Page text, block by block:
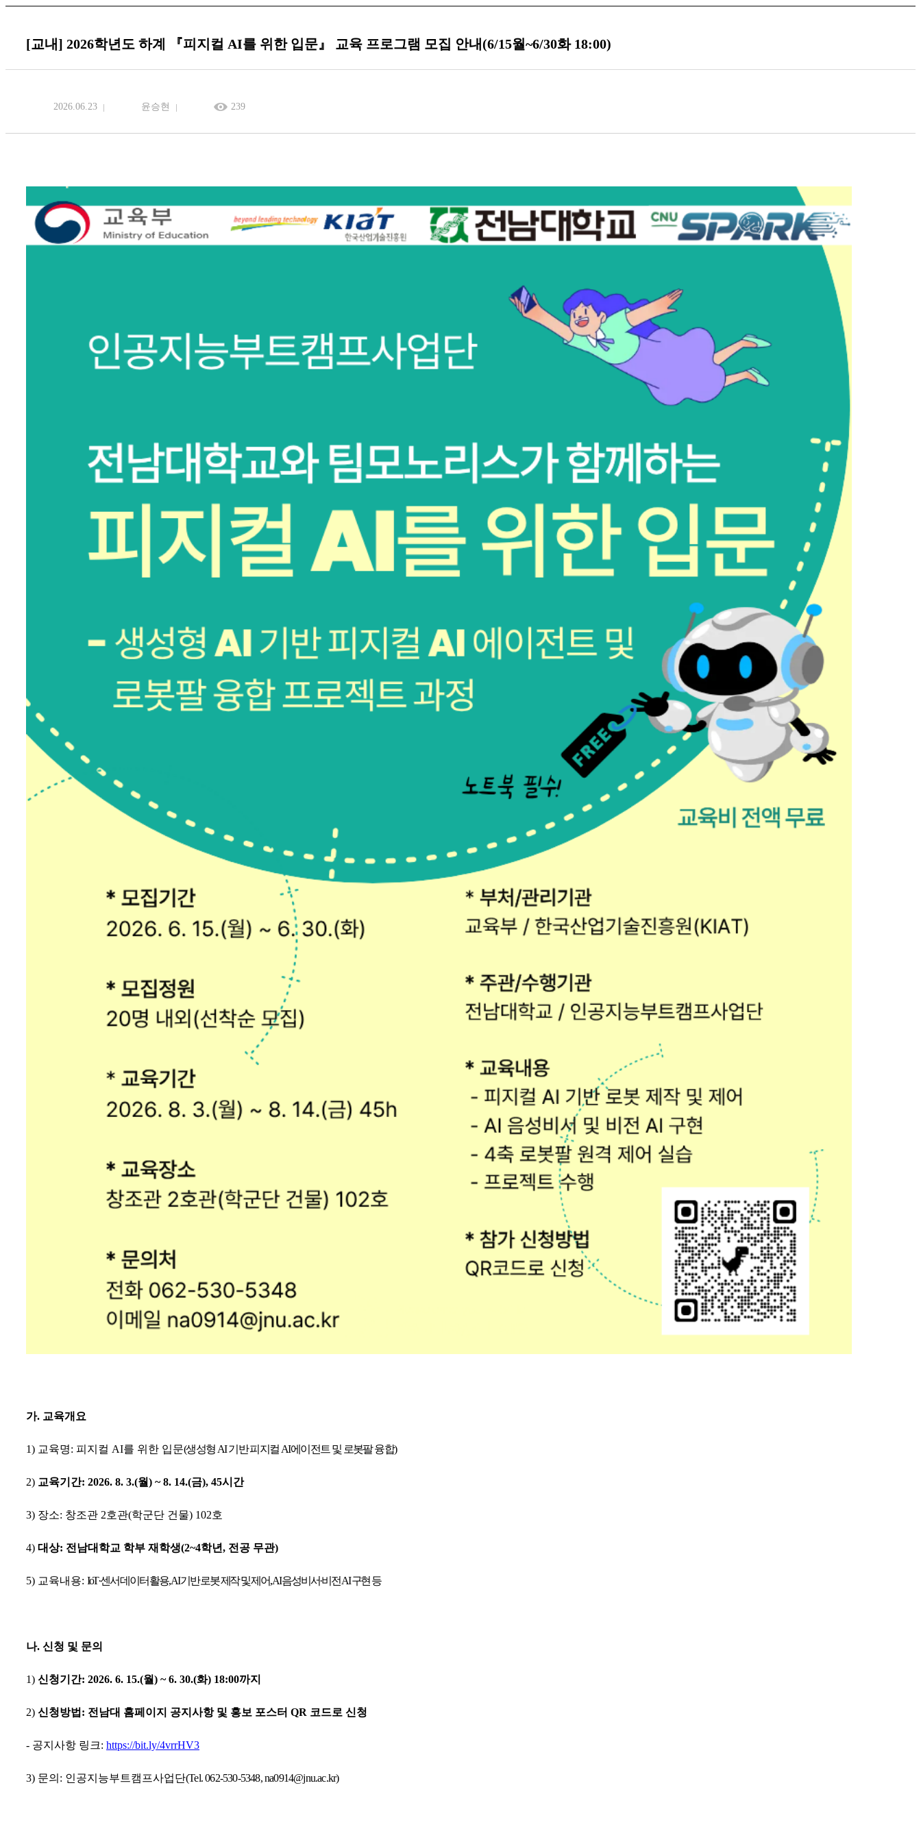
[교내] 2026학년도 하계 『피지컬 AI를 위한 입문』 교육 프로그램 모집 안내(6/15월~6/30화 18:00)
2026.06.23 윤승현 239
가. 교육개요
1) 교육명: 피지컬 AI를 위한 입문(생성형 AI기반 피지컬 AI에이전트 및 로봇팔 융합)
2) 교육기간: 2026. 8. 3.(월) ~ 8. 14.(금), 45시간
3) 장소: 창조관 2호관(학군단 건물) 102호
4) 대상: 전남대학교 학부 재학생(2~4학년, 전공 무관)
5) 교육내용: IoT·센서 데이터 활용, AI기반 로봇 제작 및 제어, AI음성비서·비전AI구현 등
나. 신청 및 문의
1) 신청기간: 2026. 6. 15.(월) ~ 6. 30.(화) 18:00까지
2) 신청방법 : 전남대 홈페이지 공지사항 및 홍보 포스터 QR 코드로 신청
- 공지사항 링크: https://bit.ly/4vrrHV3
3) 문의 : 인공지능부트캠프사업단(Tel. 062-530-5348, na0914@jnu.ac.kr)